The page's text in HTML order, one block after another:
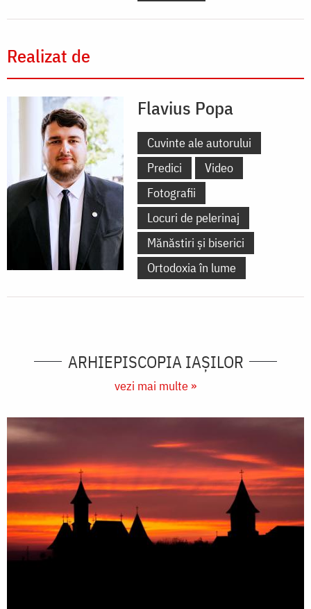
Realizat de
Flavius Popa
Cuvinte ale autorului
Predici
Video
Fotografii
Locuri de pelerinaj
Mănăstiri și biserici
Ortodoxia în lume
ARHIEPISCOPIA IAŞILOR
vezi mai multe »